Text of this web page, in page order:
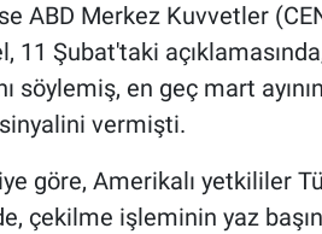
ABD Merkez Kuvvetler
11 Şubat'taki
söylemiş, en geç mart
sinyalini vermişti.
göre, Amerikalı yetkililer
çekilme işleminin yaz